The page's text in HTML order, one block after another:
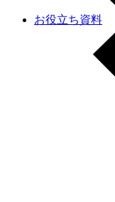
お役立ち資料